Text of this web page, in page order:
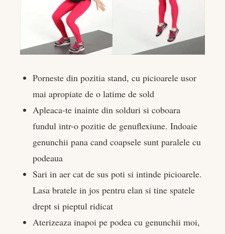
Porneste din pozitia stand, cu picioarele usor
mai apropiate de o latime de sold
Apleaca-te inainte din solduri si coboara
fundul intr-o pozitie de genuflexiune. Indoaie
genunchii pana cand coapsele sunt paralele cu
podeaua
Sari in aer cat de sus poti si intinde picioarele.
Lasa bratele in jos pentru elan si tine spatele
drept si pieptul ridicat
Aterizeaza inapoi pe podea cu genunchii moi,